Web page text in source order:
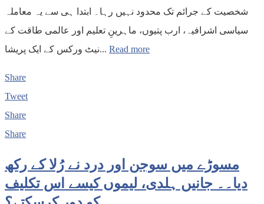
شخصیت کے جرائم تک محدود نہیں رہا۔ ابتدا ہی سے یہ معاملہ
سیاسی اشرافیہ، ارب پتیوں، ماہرینِ تعلیم اور عالمی طاقت کے
نیٹ ورکس کے ایک پریشا... Read more
Share
Tweet
Share
Share
مسوڑے میں سوجن اور درد نے رُلا کے رکھ
دیا۔۔ جانیں ہلدی، لیموں کیسے اس تکلیف